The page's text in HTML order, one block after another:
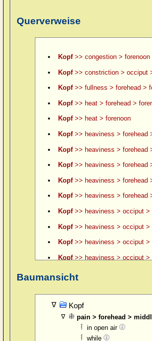
Querverweise
Kopf>> congestion > forenoon
Kopf>> constriction > occiput
Kopf>> fullness > forehead >
Kopf>> heat > forehead >
Kopf>> heat > forenoon
Kopf>> heaviness > forehead
Kopf>> heaviness > forehead
Kopf>> heaviness > forehead
Kopf>> heaviness > forehead
Kopf>> heaviness > forehead
Kopf>> heaviness > occiput >
Kopf>> heaviness > occiput >
Kopf>> heaviness > occiput >
Kopf>> heaviness > occiput >
Kopf >> heaviness > occiput
Kopf>> itching of scalp >
Kopf>> pain > boring >
>> pain > boring >
Baumansicht
Kopf
pain > forehead >
in open air
while